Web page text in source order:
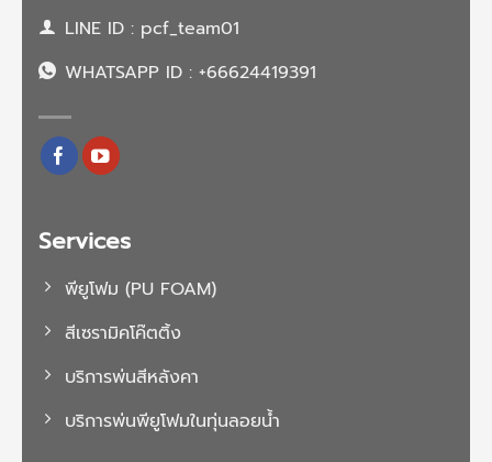
LINE ID : pcf_team01
WHATSAPP ID : +66624419391
Services
พียูโฟม (PU FOAM)
สีเซรามิคโค๊ตติ้ง
บริการพ่นสีหลังคา
บริการพ่นพียูโฟมในทุ่นลอยน้ำ